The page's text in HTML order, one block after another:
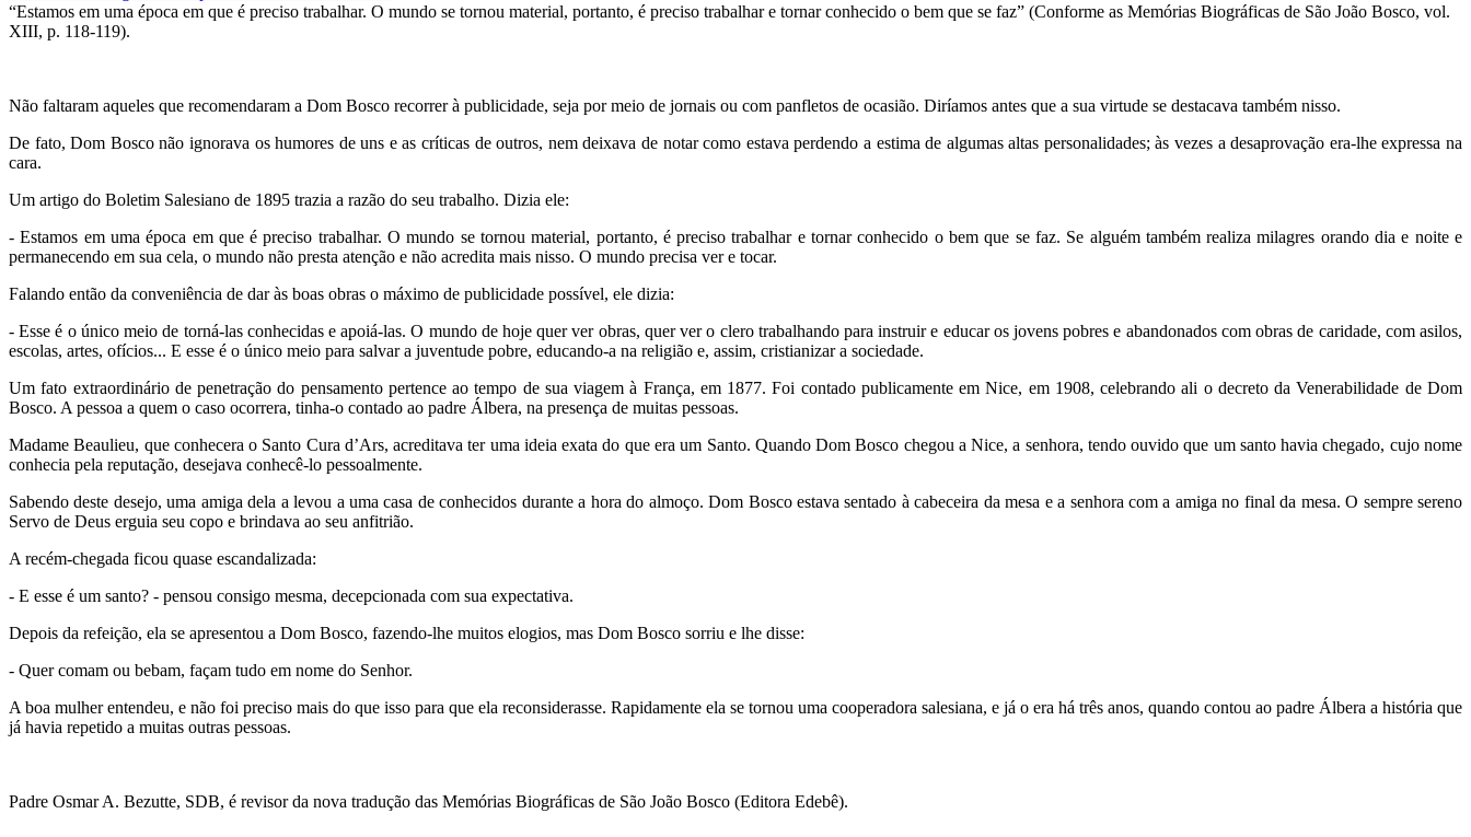
“Estamos em uma época em que é preciso trabalhar. O mundo se tornou material, portanto, é preciso trabalhar e tornar conhecido o bem que se faz” (Conforme as Memórias Biográficas de São João Bosco, vol.
XIII, p. 118-119).
Não faltaram aqueles que recomendaram a Dom Bosco recorrer à publicidade, seja por meio de jornais ou com panfletos de ocasião. Diríamos antes que a sua virtude se destacava também nisso.
De fato, Dom Bosco não ignorava os humores de uns e as críticas de outros, nem deixava de notar como estava perdendo a estima de algumas altas personalidades; às vezes a desaprovação era-lhe expressa na
cara.
Um artigo do Boletim Salesiano de 1895 trazia a razão do seu trabalho. Dizia ele:
- Estamos em uma época em que é preciso trabalhar. O mundo se tornou material, portanto, é preciso trabalhar e tornar conhecido o bem que se faz. Se alguém também realiza milagres orando dia e noite e
permanecendo em sua cela, o mundo não presta atenção e não acredita mais nisso. O mundo precisa ver e tocar.
Falando então da conveniência de dar às boas obras o máximo de publicidade possível, ele dizia:
- Esse é o único meio de torná-las conhecidas e apoiá-las. O mundo de hoje quer ver obras, quer ver o clero trabalhando para instruir e educar os jovens pobres e abandonados com obras de caridade, com asilos,
escolas, artes, ofícios... E esse é o único meio para salvar a juventude pobre, educando-a na religião e, assim, cristianizar a sociedade.
Um fato extraordinário de penetração do pensamento pertence ao tempo de sua viagem à França, em 1877. Foi contado publicamente em Nice, em 1908, celebrando ali o decreto da Venerabilidade de Dom
Bosco. A pessoa a quem o caso ocorrera, tinha-o contado ao padre Álbera, na presença de muitas pessoas.
Madame Beaulieu, que conhecera o Santo Cura d’Ars, acreditava ter uma ideia exata do que era um Santo. Quando Dom Bosco chegou a Nice, a senhora, tendo ouvido que um santo havia chegado, cujo nome
conhecia pela reputação, desejava conhecê-lo pessoalmente.
Sabendo deste desejo, uma amiga dela a levou a uma casa de conhecidos durante a hora do almoço. Dom Bosco estava sentado à cabeceira da mesa e a senhora com a amiga no final da mesa. O sempre sereno
Servo de Deus erguia seu copo e brindava ao seu anfitrião.
A recém-chegada ficou quase escandalizada:
- E esse é um santo? - pensou consigo mesma, decepcionada com sua expectativa.
Depois da refeição, ela se apresentou a Dom Bosco, fazendo-lhe muitos elogios, mas Dom Bosco sorriu e lhe disse:
- Quer comam ou bebam, façam tudo em nome do Senhor.
A boa mulher entendeu, e não foi preciso mais do que isso para que ela reconsiderasse. Rapidamente ela se tornou uma cooperadora salesiana, e já o era há três anos, quando contou ao padre Álbera a história que
já havia repetido a muitas outras pessoas.
Padre Osmar A. Bezutte, SDB, é revisor da nova tradução das Memórias Biográficas de São João Bosco (Editora Edebê).